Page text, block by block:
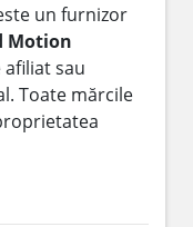
un furnizor
Motion
afiliat sau
Toate mărcile